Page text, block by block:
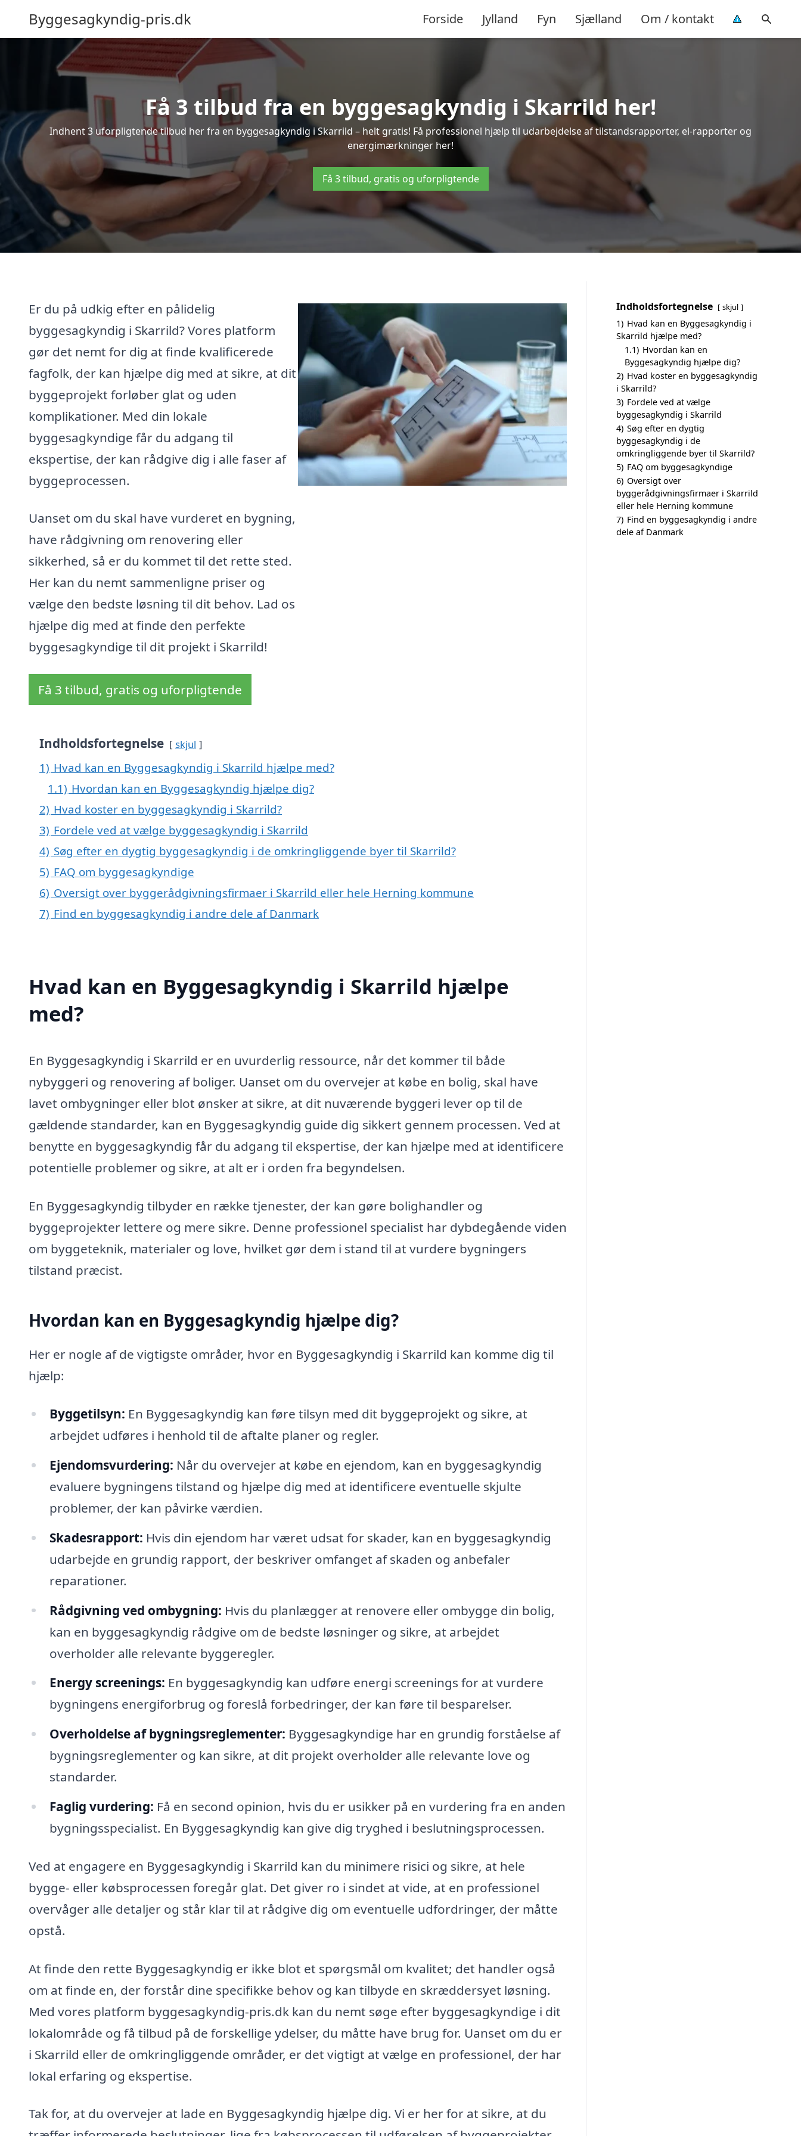
Byggesagkyndig-pris.dk Forside Jylland Fyn Sjælland Om / kontakt
Få 3 tilbud fra en byggesagkyndig i Skarrild her!
Indhent 3 uforpligtende tilbud her fra en byggesagkyndig i Skarrild – helt gratis! Få professionel hjælp til udarbejdelse af tilstandsrapporter, el-rapporter og
energimærkninger her!
Få 3 tilbud, gratis og uforpligtende
Er du på udkig efter en pålidelig
byggesagkyndig i Skarrild? Vores platform
gør det nemt for dig at finde kvalificerede
fagfolk, der kan hjælpe dig med at sikre, at dit
byggeprojekt forløber glat og uden
komplikationer. Med din lokale
byggesagkyndige får du adgang til
ekspertise, der kan rådgive dig i alle faser af
byggeprocessen.
Uanset om du skal have vurderet en bygning,
have rådgivning om renovering eller
sikkerhed, så er du kommet til det rette sted.
Her kan du nemt sammenligne priser og
vælge den bedste løsning til dit behov. Lad os
hjælpe dig med at finde den perfekte
byggesagkyndige til dit projekt i Skarrild!
Få 3 tilbud, gratis og uforpligtende
Indholdsfortegnelse skjul
1) Hvad kan en Byggesagkyndig i Skarrild hjælpe med?
1.1) Hvordan kan en Byggesagkyndig hjælpe dig?
2) Hvad koster en byggesagkyndig i Skarrild?
3) Fordele ved at vælge byggesagkyndig i Skarrild
4) Søg efter en dygtig byggesagkyndig i de omkringliggende byer til Skarrild?
5) FAQ om byggesagkyndige
6) Oversigt over byggerådgivningsfirmaer i Skarrild eller hele Herning kommune
7) Find en byggesagkyndig i andre dele af Danmark
Hvad kan en Byggesagkyndig i Skarrild hjælpe
med?
En Byggesagkyndig i Skarrild er en uvurderlig ressource, når det kommer til både
nybyggeri og renovering af boliger. Uanset om du overvejer at købe en bolig, skal have
lavet ombygninger eller blot ønsker at sikre, at dit nuværende byggeri lever op til de
gældende standarder, kan en Byggesagkyndig guide dig sikkert gennem processen. Ved at
benytte en byggesagkyndig får du adgang til ekspertise, der kan hjælpe med at identificere
potentielle problemer og sikre, at alt er i orden fra begyndelsen.
En Byggesagkyndig tilbyder en række tjenester, der kan gøre bolighandler og
byggeprojekter lettere og mere sikre. Denne professionel specialist har dybdegående viden
om byggeteknik, materialer og love, hvilket gør dem i stand til at vurdere bygningers
tilstand præcist.
Hvordan kan en Byggesagkyndig hjælpe dig?
Her er nogle af de vigtigste områder, hvor en Byggesagkyndig i Skarrild kan komme dig til
hjælp:
Byggetilsyn: En Byggesagkyndig kan føre tilsyn med dit byggeprojekt og sikre, at
arbejdet udføres i henhold til de aftalte planer og regler.
Ejendomsvurdering: Når du overvejer at købe en ejendom, kan en byggesagkyndig
evaluere bygningens tilstand og hjælpe dig med at identificere eventuelle skjulte
problemer, der kan påvirke værdien.
Skadesrapport: Hvis din ejendom har været udsat for skader, kan en byggesagkyndig
udarbejde en grundig rapport, der beskriver omfanget af skaden og anbefaler
reparationer.
Rådgivning ved ombygning: Hvis du planlægger at renovere eller ombygge din bolig,
kan en byggesagkyndig rådgive om de bedste løsninger og sikre, at arbejdet
overholder alle relevante byggeregler.
Energy screenings: En byggesagkyndig kan udføre energi screenings for at vurdere
bygningens energiforbrug og foreslå forbedringer, der kan føre til besparelser.
Overholdelse af bygningsreglementer: Byggesagkyndige har en grundig forståelse af
bygningsreglementer og kan sikre, at dit projekt overholder alle relevante love og
standarder.
Faglig vurdering: Få en second opinion, hvis du er usikker på en vurdering fra en anden
bygningsspecialist. En Byggesagkyndig kan give dig tryghed i beslutningsprocessen.
Ved at engagere en Byggesagkyndig i Skarrild kan du minimere risici og sikre, at hele
bygge- eller købsprocessen foregår glat. Det giver ro i sindet at vide, at en professionel
overvåger alle detaljer og står klar til at rådgive dig om eventuelle udfordringer, der måtte
opstå.
At finde den rette Byggesagkyndig er ikke blot et spørgsmål om kvalitet; det handler også
om at finde en, der forstår dine specifikke behov og kan tilbyde en skræddersyet løsning.
Med vores platform byggesagkyndig-pris.dk kan du nemt søge efter byggesagkyndige i dit
lokalområde og få tilbud på de forskellige ydelser, du måtte have brug for. Uanset om du er
i Skarrild eller de omkringliggende områder, er det vigtigt at vælge en professionel, der har
lokal erfaring og ekspertise.
Tak for, at du overvejer at lade en Byggesagkyndig hjælpe dig. Vi er her for at sikre, at du
Indholdsfortegnelse skjul
1) Hvad kan en Byggesagkyndig i
Skarrild hjælpe med?
1.1) Hvordan kan en
Byggesagkyndig hjælpe dig?
2) Hvad koster en byggesagkyndig
i Skarrild?
3) Fordele ved at vælge
byggesagkyndig i Skarrild
4) Søg efter en dygtig
byggesagkyndig i de
omkringliggende byer til Skarrild?
5) FAQ om byggesagkyndige
6) Oversigt over
byggerådgivningsfirmaer i Skarrild
eller hele Herning kommune
7) Find en byggesagkyndig i andre
dele af Danmark